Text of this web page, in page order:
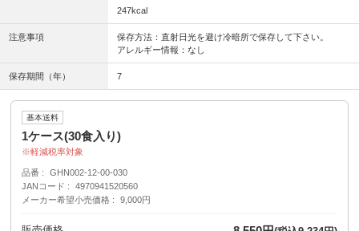
247kcal
注意事項
保存方法：直射日光を避け冷暗所で保存して下さい。
アレルギー情報：なし
保存期間（年） 7
基本送料
1ケース(30食入り)
軽減税率対象
品番
GHN002-12-00-030
JANコード
4970941520560
メーカー希望小売価格
9,000円